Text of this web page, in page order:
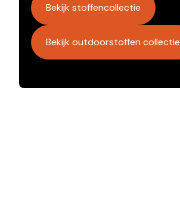
Bekijk stoffencollectie
Bekijk outdoorstoffen collectie